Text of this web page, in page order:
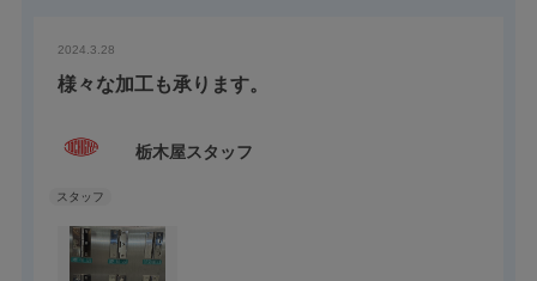
2024.3.28
様々な加工も承ります。
栃木屋スタッフ